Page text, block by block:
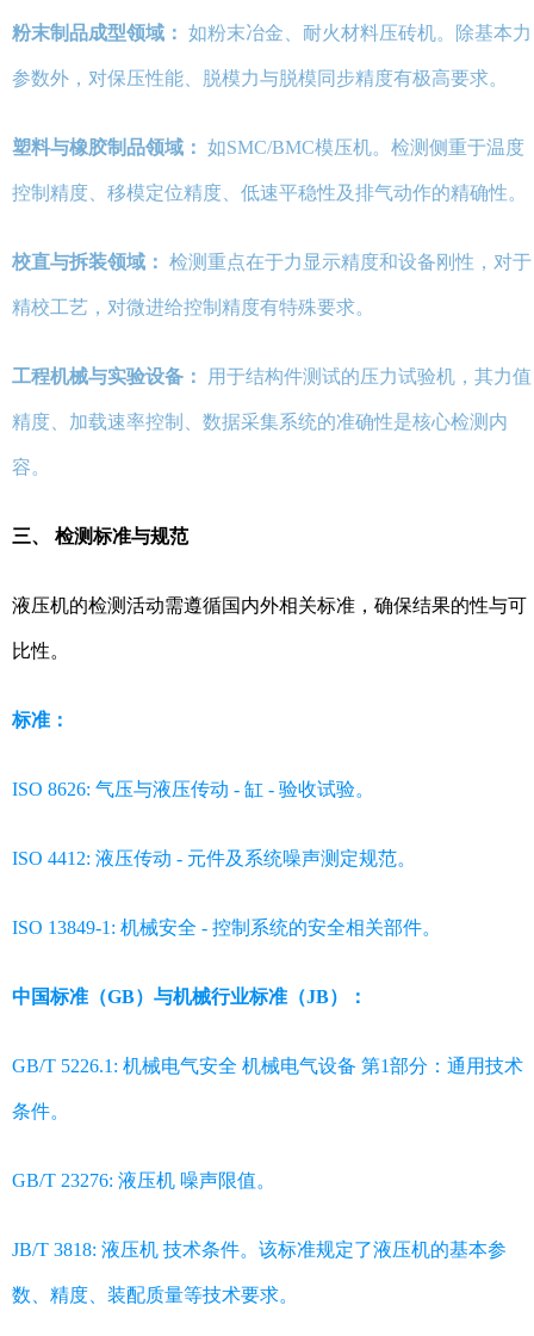
粉末制品成型领域： 如粉末冶金、耐火材料压砖机。除基本力
参数外，对保压性能、脱模力与脱模同步精度有极高要求。
塑料与橡胶制品领域： 如SMC/BMC模压机。检测侧重于温度
控制精度、移模定位精度、低速平稳性及排气动作的精确性。
校直与拆装领域： 检测重点在于力显示精度和设备刚性，对于
精校工艺，对微进给控制精度有特殊要求。
工程机械与实验设备： 用于结构件测试的压力试验机，其力值
精度、加载速率控制、数据采集系统的准确性是核心检测内
容。
三、 检测标准与规范
液压机的检测活动需遵循国内外相关标准，确保结果的性与可
比性。
标准：
ISO 8626: 气压与液压传动 - 缸 - 验收试验。
ISO 4412: 液压传动 - 元件及系统噪声测定规范。
ISO 13849-1: 机械安全 - 控制系统的安全相关部件。
中国标准（GB）与机械行业标准（JB）：
GB/T 5226.1: 机械电气安全 机械电气设备 第1部分：通用技术
条件。
GB/T 23276: 液压机 噪声限值。
JB/T 3818: 液压机 技术条件。该标准规定了液压机的基本参
数、精度、装配质量等技术要求。